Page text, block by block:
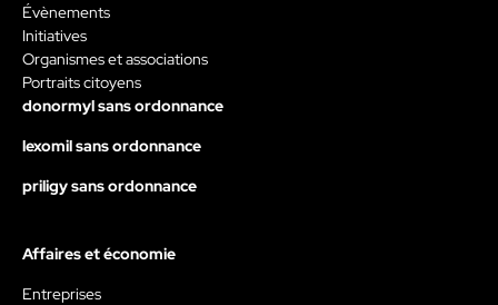
Évènements
Initiatives
Organismes et associations
Portraits citoyens
donormyl sans ordonnance
lexomil sans ordonnance
priligy sans ordonnance
Affaires et économie
Entreprises